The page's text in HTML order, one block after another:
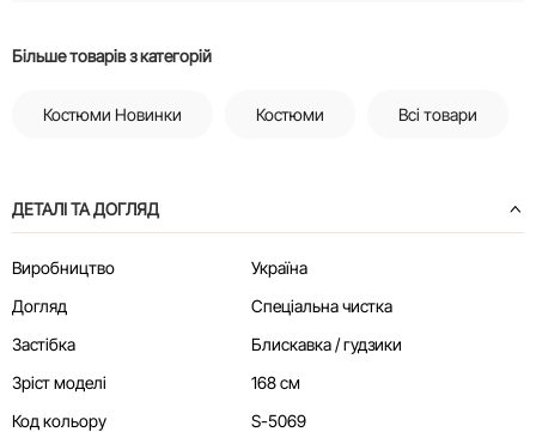
Більше товарів з категорій
Костюми Новинки Костюми Всі товари
ДЕТАЛІ ТА ДОГЛЯД
Виробництво
Україна
Догляд
Спеціальна чистка
Застібка
Блискавка / гудзики
Зріст моделі
168 см
Код кольору
S-5069